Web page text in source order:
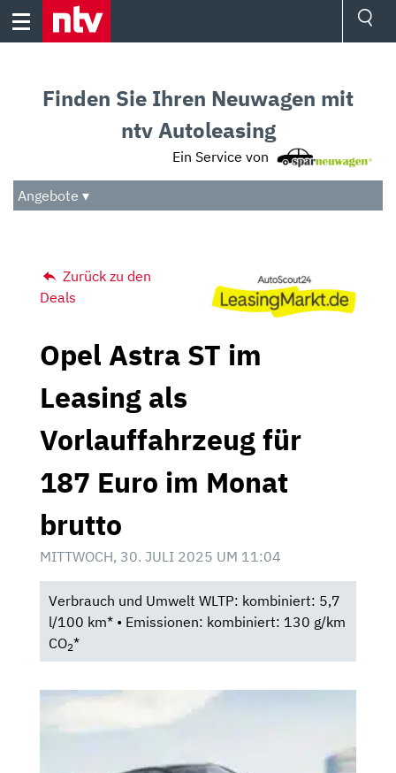
Skip
Audio
Das Beste
Finden Sie Ihren Neuwagen mit
ntv Autoleasing
Ein Service von
Angebote ▾
Zurück zu den
Deals
Opel Astra ST im
Leasing als
Vorlauffahrzeug für
187 Euro im Monat
brutto
MITTWOCH, 30. JULI 2025 UM 11:04
Verbrauch und Umwelt WLTP: kombiniert: 5,7
l/100 km* • Emissionen: kombiniert: 130 g/km
CO2*